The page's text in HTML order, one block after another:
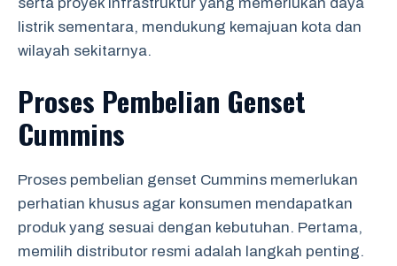
listrik sementara, mendukung kemajuan kota dan
wilayah sekitarnya.
Proses Pembelian Genset
Cummins
Proses pembelian genset Cummins memerlukan
perhatian khusus agar konsumen mendapatkan
produk yang sesuai dengan kebutuhan. Pertama,
memilih distributor resmi adalah langkah penting.